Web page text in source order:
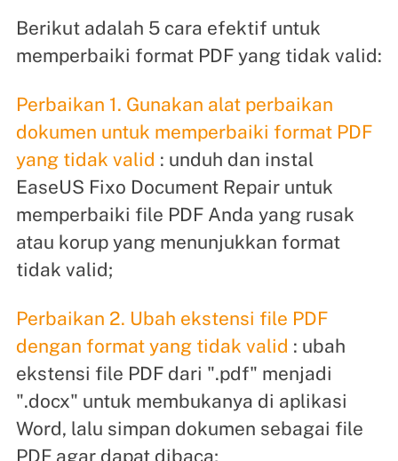
Berikut adalah 5 cara efektif untuk
memperbaiki format PDF yang tidak valid:
Perbaikan 1. Gunakan alat perbaikan
dokumen untuk memperbaiki format PDF
yang tidak valid : unduh dan instal
EaseUS Fixo Document Repair untuk
memperbaiki file PDF Anda yang rusak
atau korup yang menunjukkan format
tidak valid;
Perbaikan 2. Ubah ekstensi file PDF
dengan format yang tidak valid : ubah
ekstensi file PDF dari ".pdf" menjadi
".docx" untuk membukanya di aplikasi
Word, lalu simpan dokumen sebagai file
PDF agar dapat dibaca;